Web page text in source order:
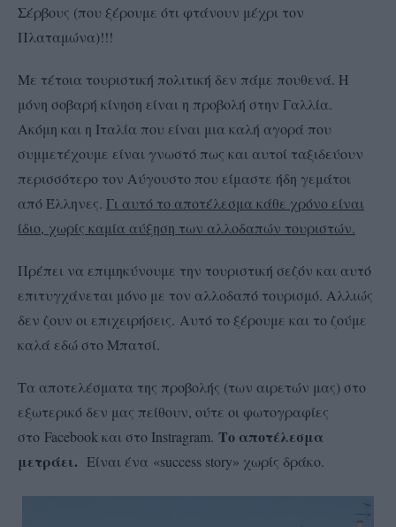
Σέρβους (που ξέρουμε ότι φτάνουν μέχρι τον
Πλαταμώνα)!!!
Με τέτοια τουριστική πολιτική δεν πάμε πουθενά. Η
μόνη σοβαρή κίνηση είναι η προβολή στην Γαλλία.
Ακόμη και η Ιταλία που είναι μια καλή αγορά που
συμμετέχουμε είναι γνωστό πως και αυτοί ταξιδεύουν
περισσότερο τον Αύγουστο που είμαστε ήδη γεμάτοι
από Έλληνες. Γι αυτό το αποτέλεσμα κάθε χρόνο είναι
ίδιο, χωρίς καμία αύξηση των αλλοδαπών τουριστών.
Πρέπει να επιμηκύνουμε την τουριστική σεζόν και αυτό
επιτυγχάνεται μόνο με τον αλλοδαπό τουρισμό. Αλλιώς
δεν ζουν οι επιχειρήσεις. Αυτό το ξέρουμε και το ζούμε
καλά εδώ στο Μπατσί.
Τα αποτελέσματα της προβολής (των αιρετών μας) στο
εξωτερικό δεν μας πείθουν, ούτε οι φωτογραφίες
στο Facebook και στο Instragram. Το αποτέλεσμα
μετράει. Είναι ένα «success story» χωρίς δράκο.